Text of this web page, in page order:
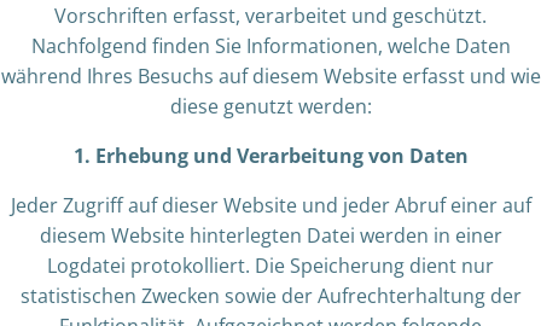
Vorschriften erfasst, verarbeitet und geschützt.
Nachfolgend finden Sie Informationen, welche Daten
während Ihres Besuchs auf diesem Website erfasst und wie
diese genutzt werden:
1. Erhebung und Verarbeitung von Daten
Jeder Zugriff auf dieser Website und jeder Abruf einer auf
diesem Website hinterlegten Datei werden in einer
Logdatei protokolliert. Die Speicherung dient nur
statistischen Zwecken sowie der Aufrechterhaltung der